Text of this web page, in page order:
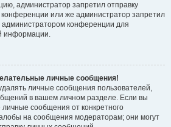
администратор запретил отправку
или же администратор запретил
администратором конференции для
информации.
личные сообщения!
личные сообщения пользователей,
в вашем личном разделе. Если вы
сообщения от конкретного
на сообщения модераторам; они могут